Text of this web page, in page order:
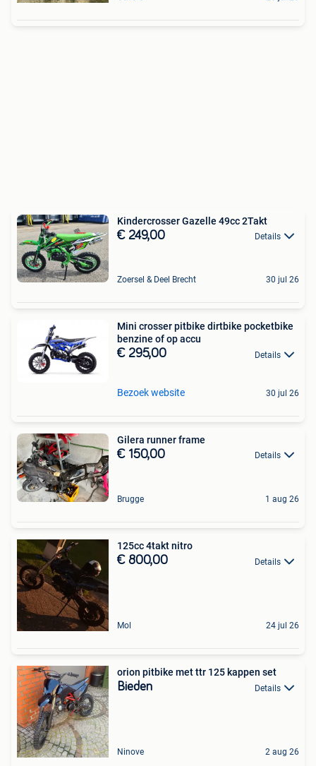
Kindercrosser Gazelle 49cc 2Takt
€ 249,00 Details
Zoersel & Deel Brecht 30 jul 26
Mini crosser pitbike dirtbike pocketbike
benzine of op accu
€ 295,00 Details
Bezoek website 30 jul 26
Gilera runner frame
€ 150,00 Details
Brugge 1 aug 26
125cc 4takt nitro
€ 800,00 Details
Mol 24 jul 26
orion pitbike met ttr 125 kappen set
Bieden Details
Ninove 2 aug 26